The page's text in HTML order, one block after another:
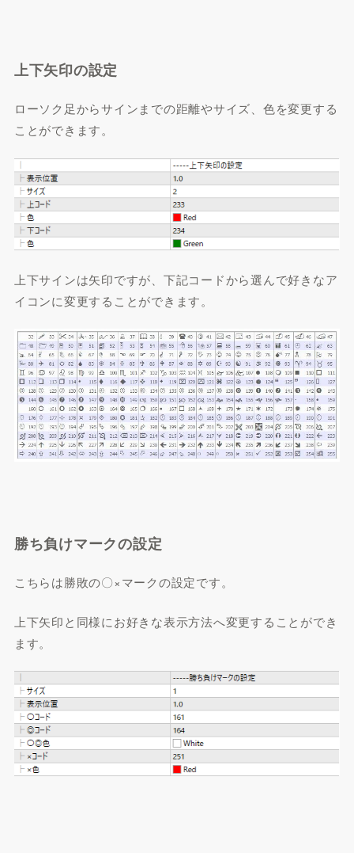
上下矢印の設定
ローソク足からサインまでの距離やサイズ、色を変更する
ことができます。
上下サインは矢印ですが、下記コードから選んで好きなア
イコンに変更することができます。
勝ち負けマークの設定
こちらは勝敗の〇×マークの設定です。
上下矢印と同様にお好きな表示方法へ変更することができ
ます。